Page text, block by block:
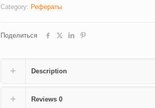
quantity
Category: Рефераты
Поделиться
Description
Reviews 0